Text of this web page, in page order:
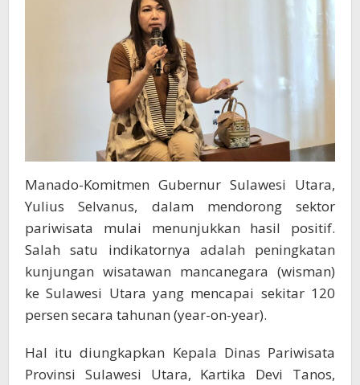
Manado-Komitmen Gubernur Sulawesi Utara,
Yulius Selvanus, dalam mendorong sektor
pariwisata mulai menunjukkan hasil positif.
Salah satu indikatornya adalah peningkatan
kunjungan wisatawan mancanegara (wisman)
ke Sulawesi Utara yang mencapai sekitar 120
persen secara tahunan (year-on-year).
Hal itu diungkapkan Kepala Dinas Pariwisata
Provinsi Sulawesi Utara, Kartika Devi Tanos,